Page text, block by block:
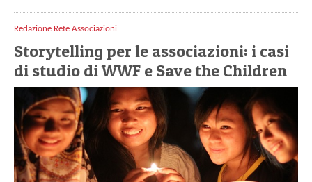
Redazione Rete Associazioni
Storytelling per le associazioni: i casi
di studio di WWF e Save the Children